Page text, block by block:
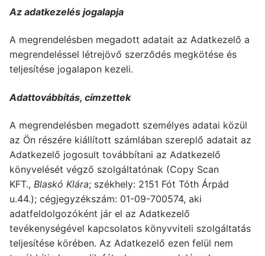
Az adatkezelés jogalapja
A megrendelésben megadott adatait az Adatkezelő a
megrendeléssel létrejövő szerződés megkötése és
teljesítése jogalapon kezeli.
Adattovábbítás, címzettek
A megrendelésben megadott személyes adatai közül
az Ön részére kiállított számlában szereplő adatait az
Adatkezelő jogosult továbbítani az Adatkezelő
könyvelését végző szolgáltatónak (Copy Scan
KFT., Blaskó Klára; székhely: 2151 Fót Tóth Árpád
u.44.); cégjegyzékszám: 01-09-700574, aki
adatfeldolgozóként jár el az Adatkezelő
tevékenységével kapcsolatos könyvviteli szolgáltatás
teljesítése körében. Az Adatkezelő ezen felül nem